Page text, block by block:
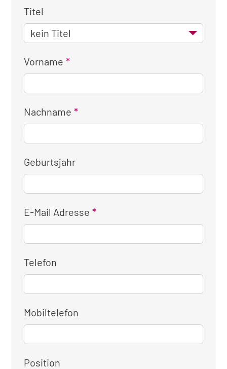
Titel
Vorname
Nachname
Geburtsjahr
E-Mail Adresse
Telefon
Mobiltelefon
Position